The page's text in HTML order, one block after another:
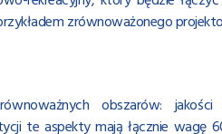
zrównoważonego
obszarów: jakości
te aspekty mają łącznie wagę